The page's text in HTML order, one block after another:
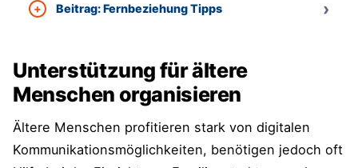
Beitrag: Fernbeziehung Tipps
Unterstützung für ältere
Menschen organisieren
Ältere Menschen profitieren stark von digitalen
Kommunikationsmöglichkeiten, benötigen jedoch oft